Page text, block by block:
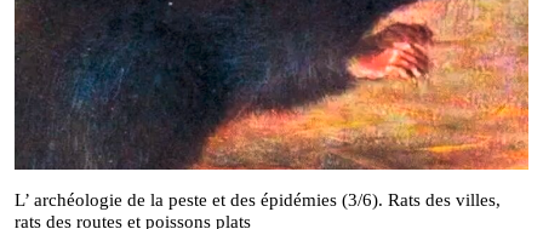
L’ archéologie de la peste et des épidémies (3/6). Rats des villes,
rats des routes et poissons plats